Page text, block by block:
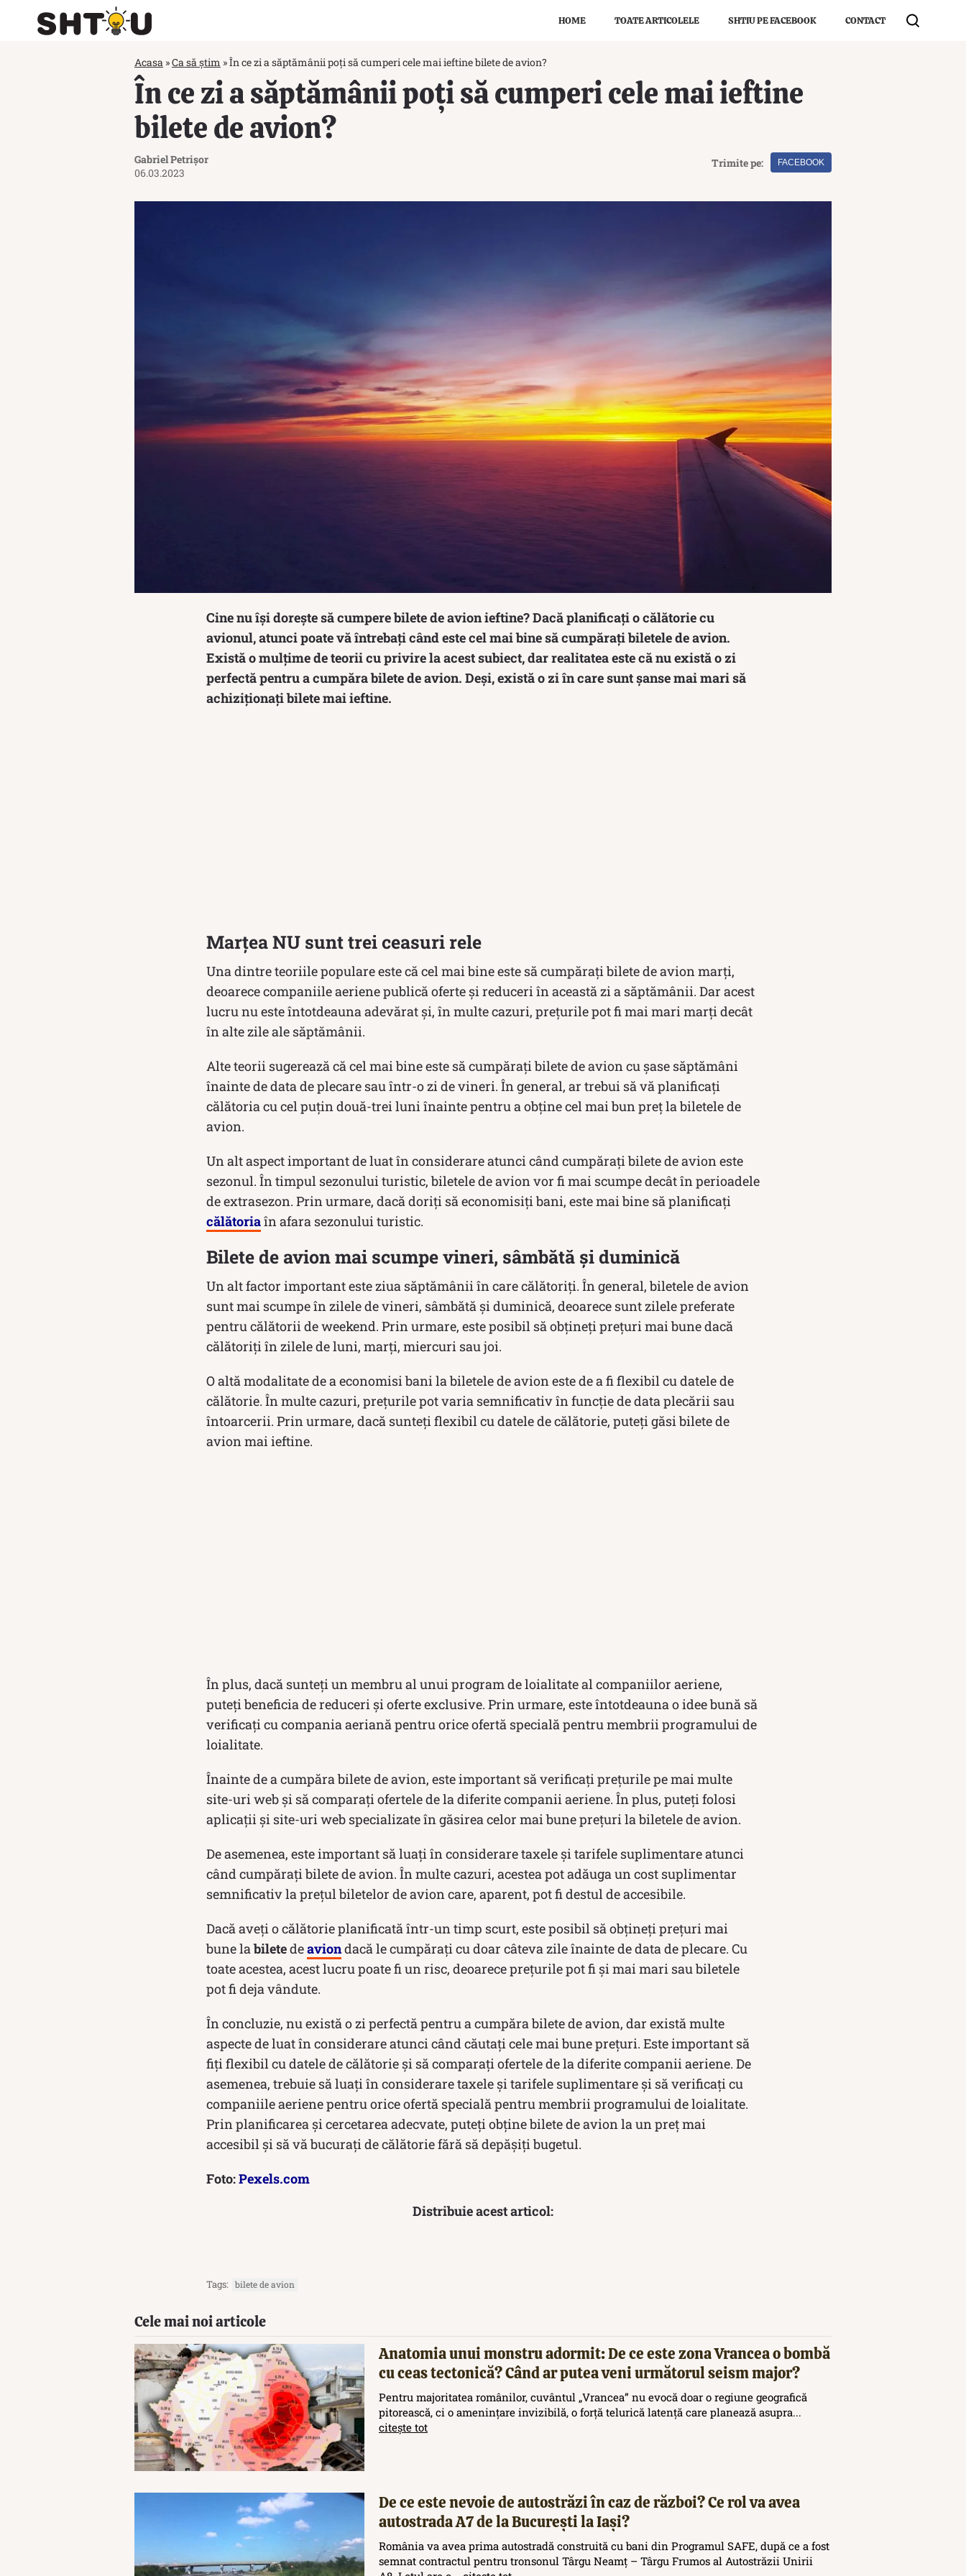
HOME TOATE ARTICOLELE SHTIU PE FACEBOOK CONTACT
Acasa »Ca să știm »În ce zi a săptămânii poți să cumperi cele mai ieftine bilete de avion?
În ce zi a săptămânii poți să cumperi cele mai ieftine
bilete de avion?
Gabriel Petrișor
06.03.2023
Trimite pe: FACEBOOK
Cine nu își dorește să cumpere bilete de avion ieftine? Dacă planificați o călătorie cu
avionul, atunci poate vă întrebați când este cel mai bine să cumpărați biletele de avion.
Există o mulțime de teorii cu privire la acest subiect, dar realitatea este că nu există o zi
perfectă pentru a cumpăra bilete de avion. Deși, există o zi în care sunt șanse mai mari să
achiziționați bilete mai ieftine.
Marțea NU sunt trei ceasuri rele
Una dintre teoriile populare este că cel mai bine este să cumpărați bilete de avion marți,
deoarece companiile aeriene publică oferte și reduceri în această zi a săptămânii. Dar acest
lucru nu este întotdeauna adevărat și, în multe cazuri, prețurile pot fi mai mari marți decât
în ​​alte zile ale săptămânii.
Alte teorii sugerează că cel mai bine este să cumpărați bilete de avion cu șase săptămâni
înainte de data de plecare sau într-o zi de vineri. În general, ar trebui să vă planificați
călătoria cu cel puțin două-trei luni înainte pentru a obține cel mai bun preț la biletele de
avion.
Un alt aspect important de luat în considerare atunci când cumpărați bilete de avion este
sezonul. În timpul sezonului turistic, biletele de avion vor fi mai scumpe decât în ​​perioadele
de extrasezon. Prin urmare, dacă doriți să economisiți bani, este mai bine să planificați
călătoriaîn afara sezonului turistic.
Bilete de avion mai scumpe vineri, sâmbătă și duminică
Un alt factor important este ziua săptămânii în care călătoriți. În general, biletele de avion
sunt mai scumpe în zilele de vineri, sâmbătă și duminică, deoarece sunt zilele preferate
pentru călătorii de weekend. Prin urmare, este posibil să obțineți prețuri mai bune dacă
călătoriți în zilele de luni, marți, miercuri sau joi.
O altă modalitate de a economisi bani la biletele de avion este de a fi flexibil cu datele de
călătorie. În multe cazuri, prețurile pot varia semnificativ în funcție de data plecării sau
întoarcerii. Prin urmare, dacă sunteți flexibil cu datele de călătorie, puteți găsi bilete de
avion mai ieftine.
În plus, dacă sunteți un membru al unui program de loialitate al companiilor aeriene,
puteți beneficia de reduceri și oferte exclusive. Prin urmare, este întotdeauna o idee bună să
verificați cu compania aeriană pentru orice ofertă specială pentru membrii programului de
loialitate.
Înainte de a cumpăra bilete de avion, este important să verificați prețurile pe mai multe
site-uri web și să comparați ofertele de la diferite companii aeriene. În plus, puteți folosi
aplicații și site-uri web specializate în găsirea celor mai bune prețuri la biletele de avion.
De asemenea, este important să luați în considerare taxele și tarifele suplimentare atunci
când cumpărați bilete de avion. În multe cazuri, acestea pot adăuga un cost suplimentar
semnificativ la prețul biletelor de avion care, aparent, pot fi destul de accesibile.
Dacă aveți o călătorie planificată într-un timp scurt, este posibil să obțineți prețuri mai
bune labiletedeaviondacă le cumpărați cu doar câteva zile înainte de data de plecare. Cu
toate acestea, acest lucru poate fi un risc, deoarece prețurile pot fi și mai mari sau biletele
pot fi deja vândute.
În concluzie, nu există o zi perfectă pentru a cumpăra bilete de avion, dar există multe
aspecte de luat în considerare atunci când căutați cele mai bune prețuri. Este important să
fiți flexibil cu datele de călătorie și să comparați ofertele de la diferite companii aeriene. De
asemenea, trebuie să luați în considerare taxele și tarifele suplimentare și să verificați cu
companiile aeriene pentru orice ofertă specială pentru membrii programului de loialitate.
Prin planificarea și cercetarea adecvate, puteți obține bilete de avion la un preț mai
accesibil și să vă bucurați de călătorie fără să depășiți bugetul.
Foto:Pexels.com
Distribuie acest articol:
Tags: bilete de avion
Cele mai noi articole
Anatomia unui monstru adormit: De ce este zona Vrancea o bombă
cu ceas tectonică? Când ar putea veni următorul seism major?
Pentru majoritatea românilor, cuvântul „Vrancea” nu evocă doar o regiune geografică
pitorească, ci o amenințare invizibilă, o forță telurică latență care planează asupra...
citește tot
De ce este nevoie de autostrăzi în caz de război? Ce rol va avea
autostrada A7 de la București la Iași?
România va avea prima autostradă construită cu bani din Programul SAFE, după ce a fost
semnat contractul pentru tronsonul Târgu Neamț – Târgu Frumos al Autostrăzii Unirii